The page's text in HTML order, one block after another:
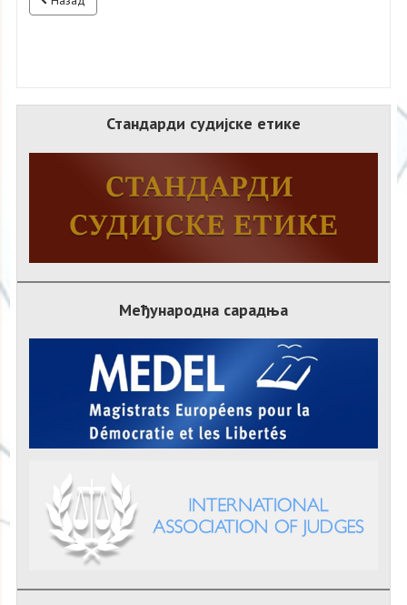
Стандарди судијске етике
Међународна сарадња